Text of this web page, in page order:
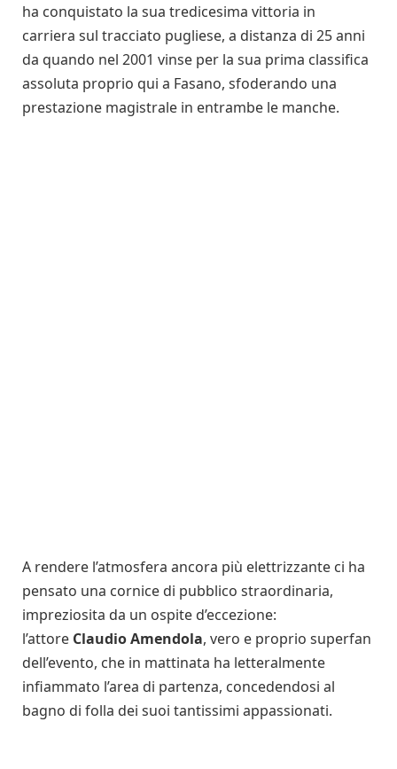
ha conquistato la sua tredicesima vittoria in
carriera sul tracciato pugliese, a distanza di 25 anni
da quando nel 2001 vinse per la sua prima classifica
assoluta proprio qui a Fasano, sfoderando una
prestazione magistrale in entrambe le manche.
A rendere l’atmosfera ancora più elettrizzante ci ha
pensato una cornice di pubblico straordinaria,
impreziosita da un ospite d’eccezione:
l’attore Claudio Amendola, vero e proprio superfan
dell’evento, che in mattinata ha letteralmente
infiammato l’area di partenza, concedendosi al
bagno di folla dei suoi tantissimi appassionati.